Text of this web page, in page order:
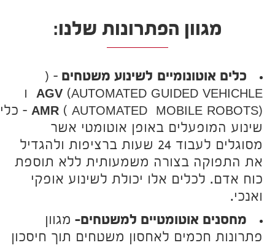
מגוון הפתרונות שלנו:
כלים אוטונומיים לשינוע משטחים – (
AUTOMATED GUIDED VEHICHLE)
AGV ו
(
AMR ( AUTOMATED MOBILE ROBOTS – כלי
שינוע המופעלים באופן אוטומטי אשר
מסוגלים לעבוד 24 שעות ברציפות ולהגדיל
את התפוקה בצורה משמעותית ללא תוספת
כוח אדם. לכלים אלו יכולת לשינוע אופקי
ואנכי.
מחסנים אוטומטיים למשטחים- מגוון
פתרונות חכמים לאחסון משטחים תוך חיסכון